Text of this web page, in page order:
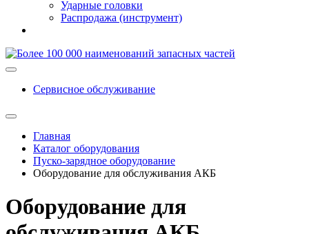
Ударные головки
Распродажа (инструмент)
Сервисное обслуживание
Главная
Каталог оборудования
Пуско-зарядное оборудование
Оборудование для обслуживания АКБ
Оборудование для